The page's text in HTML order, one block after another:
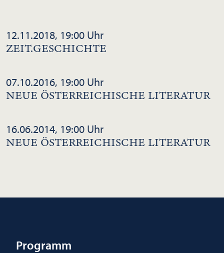
12.11.2018, 19:00 Uhr
ZEIT.GESCHICHTE
07.10.2016, 19:00 Uhr
NEUE ÖSTERREICHISCHE LITERATUR
16.06.2014, 19:00 Uhr
NEUE ÖSTERREICHISCHE LITERATUR
Programm